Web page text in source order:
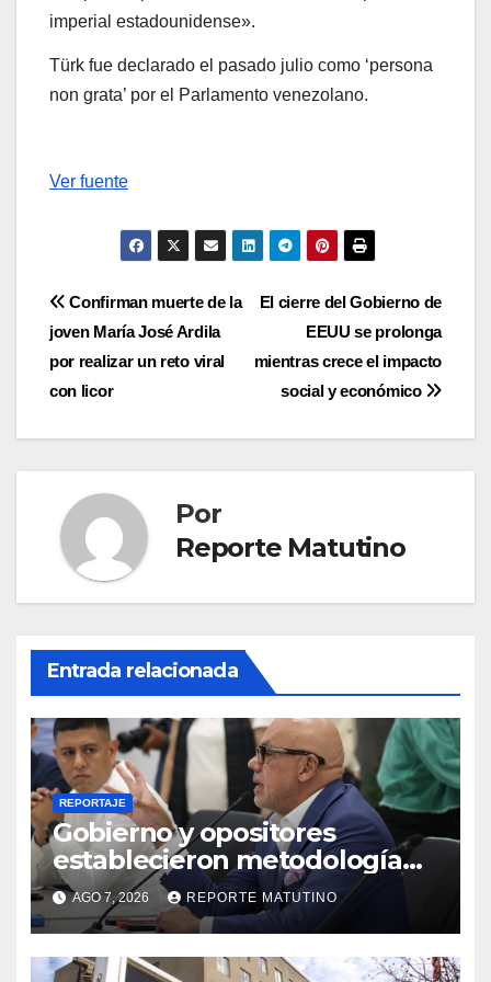
imperial estadounidense».
Türk fue declarado el pasado julio como ‘persona
non grata’ por el Parlamento venezolano.
Ver fuente
Navegación
de
entradas
El cierre del Gobierno de
EEUU se prolonga
mientras crece el impacto
social y económico
Confirman muerte de la
joven María José Ardila
por realizar un reto viral
con licor
Por
Reporte Matutino
Entrada relacionada
REPORTAJE
Gobierno y opositores
establecieron metodología
para el proceso de diálogo en
Venezuela
AGO 7, 2026 REPORTE MATUTINO